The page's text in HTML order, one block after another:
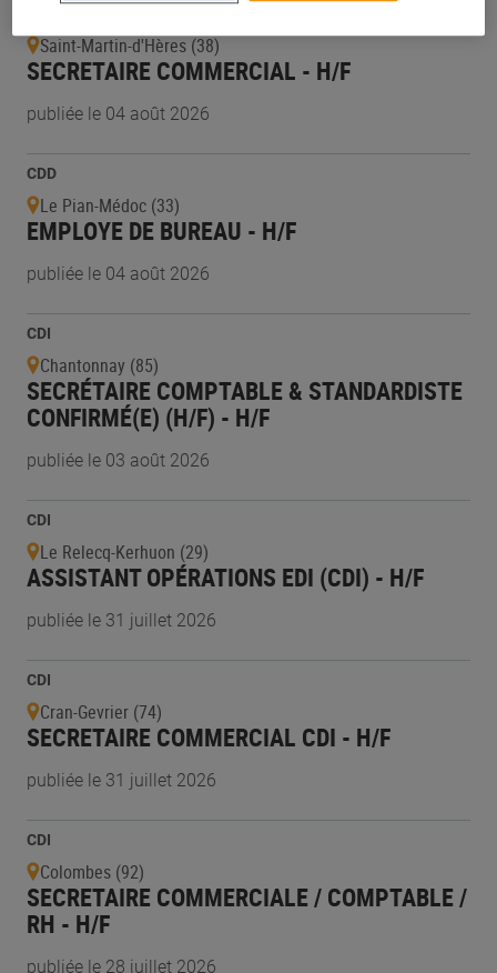
Saint-Martin-d'Hères (38)
SECRETAIRE COMMERCIAL - H/F
publiée le 04 août 2026
CDD
Le Pian-Médoc (33)
EMPLOYE DE BUREAU - H/F
publiée le 04 août 2026
CDI
Chantonnay (85)
SECRÉTAIRE COMPTABLE & STANDARDISTE
CONFIRMÉ(E) (H/F) - H/F
publiée le 03 août 2026
CDI
Le Relecq-Kerhuon (29)
ASSISTANT OPÉRATIONS EDI (CDI) - H/F
publiée le 31 juillet 2026
CDI
Cran-Gevrier (74)
SECRETAIRE COMMERCIAL CDI - H/F
publiée le 31 juillet 2026
CDI
Colombes (92)
SECRETAIRE COMMERCIALE / COMPTABLE /
RH - H/F
publiée le 28 juillet 2026